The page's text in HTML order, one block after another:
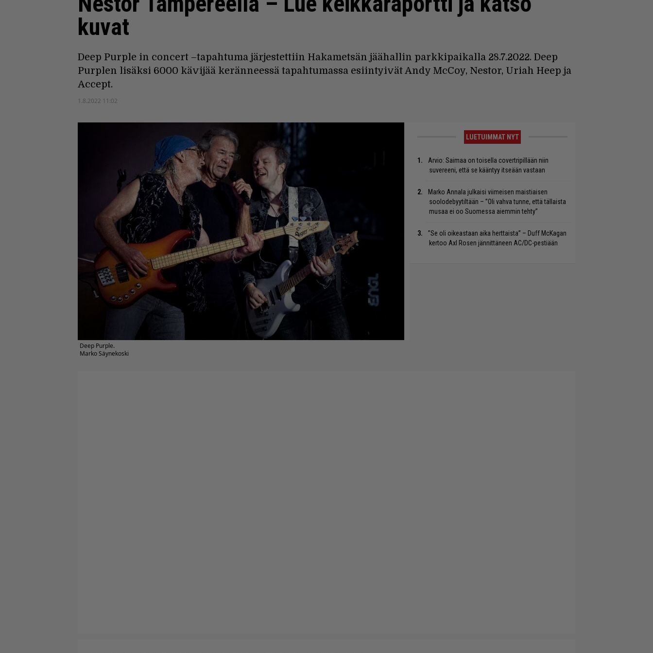
kuvat
Deep Purple in concert –tapahtuma järjestettiin Hakametsän jäähallin parkkipaikalla 28.7.2022. Deep
Purplen lisäksi 6000 kävijää keränneessä tapahtumassa esiintyivät Andy McCoy, Nestor, Uriah Heep ja
Accept.
1.8.2022 11:02
Deep Purple.
Marko Säynekoski
LUETUIMMAT NYT
Arvio: Saimaa on toisella covertripillään niin
suvereeni, että se kääntyy itseään vastaan
Marko Annala julkaisi viimeisen maistiaisen
soolodebyytiltään – ”Oli vahva tunne, että tällaista
musaa ei oo Suomessa aiemmin tehty”
”Se oli oikeastaan aika herttaista” – Duff McKagan
kertoo Axl Rosen jännittäneen AC/DC-pestiään